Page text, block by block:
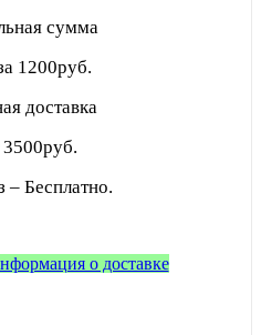
сумма
1200руб.
доставка
– Бесплатно.
о доставке